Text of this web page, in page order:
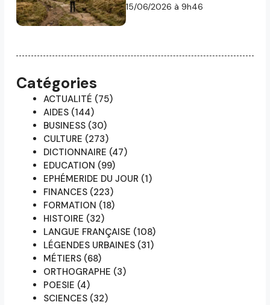
15/06/2026 à 9h46
Catégories
ACTUALITÉ (75)
AIDES (144)
BUSINESS (30)
CULTURE (273)
DICTIONNAIRE (47)
EDUCATION (99)
EPHÉMERIDE DU JOUR (1)
FINANCES (223)
FORMATION (18)
HISTOIRE (32)
LANGUE FRANÇAISE (108)
LÉGENDES URBAINES (31)
MÉTIERS (68)
ORTHOGRAPHE (3)
POESIE (4)
SCIENCES (32)